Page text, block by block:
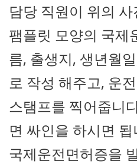
담당 직원이 위의
팸플릿 모양의 국제
름, 출생지, 생년월
로 작성 해주고, 운
스탬프를 찍어줍니
면 싸인을 하시면
국제운전면허증을